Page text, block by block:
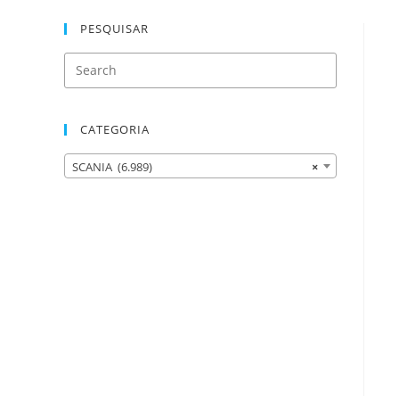
PESQUISAR
CATEGORIA
×
SCANIA (6.989)